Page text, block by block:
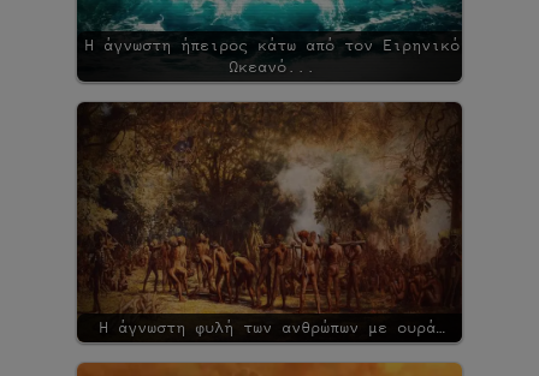
Η άγνωστη ήπειρος κάτω από τον Ειρηνικό
Ωκεανό...
Η άγνωστη φυλή των ανθρώπων με ουρά…